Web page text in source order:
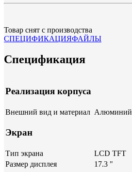
Товар снят с производства
СПЕЦИФИКАЦИЯФАЙЛЫ
Спецификация
Реализация корпуса
Внешний вид и материал Алюминий
Экран
Тип экрана
LCD TFT
Размер дисплея
17.3 "